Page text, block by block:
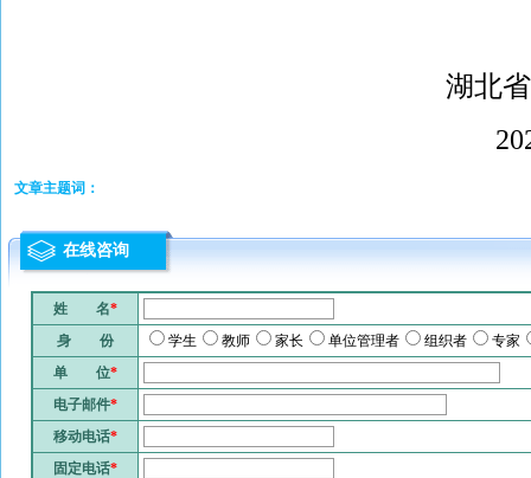
湖北省青少年
2020年7月
文章主题词：
在线咨询
姓 名*
身 份
学生 教师 家长 单位管理者 组织者
专家
单 位*
电子邮件*
移动电话*
固定电话*